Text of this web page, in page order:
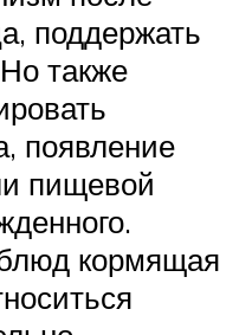
поддержать
также
появление
пищевой
кормящая